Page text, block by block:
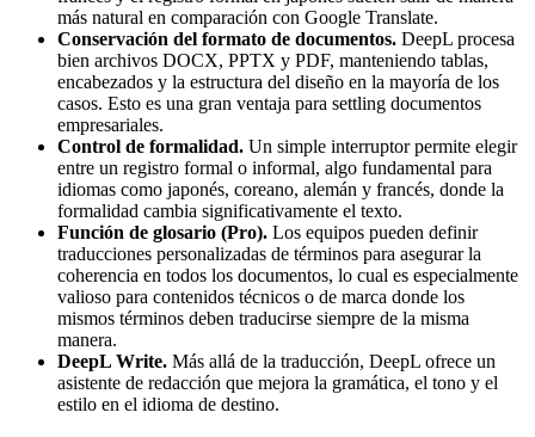
más natural en comparación con Google Translate.
Conservación del formato de documentos. DeepL procesa
bien archivos DOCX, PPTX y PDF, manteniendo tablas,
encabezados y la estructura del diseño en la mayoría de los
casos. Esto es una gran ventaja para settling documentos
empresariales.
Control de formalidad. Un simple interruptor permite elegir
entre un registro formal o informal, algo fundamental para
idiomas como japonés, coreano, alemán y francés, donde la
formalidad cambia significativamente el texto.
Función de glosario (Pro). Los equipos pueden definir
traducciones personalizadas de términos para asegurar la
coherencia en todos los documentos, lo cual es especialmente
valioso para contenidos técnicos o de marca donde los
mismos términos deben traducirse siempre de la misma
manera.
DeepL Write. Más allá de la traducción, DeepL ofrece un
asistente de redacción que mejora la gramática, el tono y el
estilo en el idioma de destino.